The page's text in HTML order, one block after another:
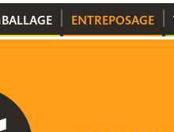
ENTREPOSAGE